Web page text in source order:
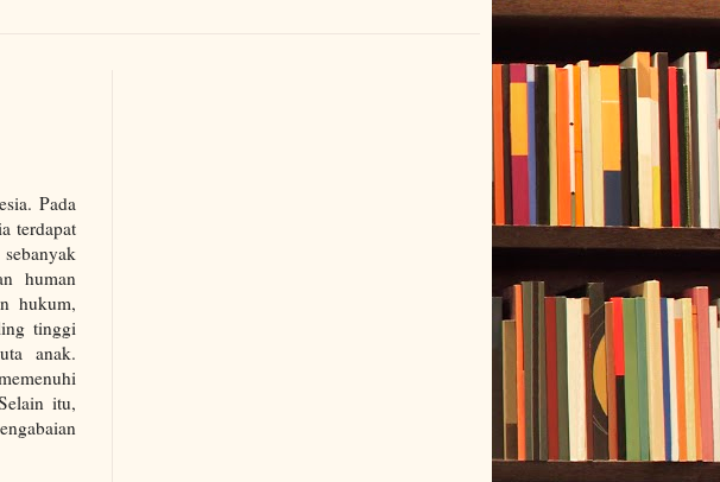
Pada
terdapat
human
hukum,
tinggi
anak.
itu,